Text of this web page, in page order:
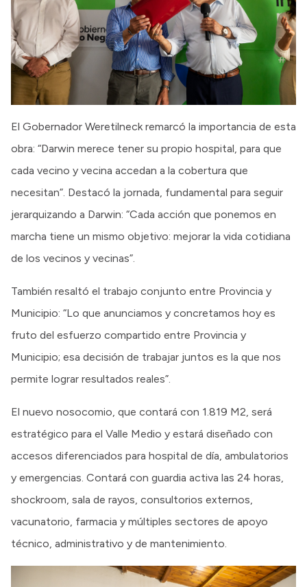
El Gobernador Weretilneck remarcó la importancia de esta
obra: “Darwin merece tener su propio hospital, para que
cada vecino y vecina accedan a la cobertura que
necesitan”. Destacó la jornada, fundamental para seguir
jerarquizando a Darwin: “Cada acción que ponemos en
marcha tiene un mismo objetivo: mejorar la vida cotidiana
de los vecinos y vecinas”.
También resaltó el trabajo conjunto entre Provincia y
Municipio: “Lo que anunciamos y concretamos hoy es
fruto del esfuerzo compartido entre Provincia y
Municipio; esa decisión de trabajar juntos es la que nos
permite lograr resultados reales”.
El nuevo nosocomio, que contará con 1.819 M2, será
estratégico para el Valle Medio y estará diseñado con
accesos diferenciados para hospital de día, ambulatorios
y emergencias. Contará con guardia activa las 24 horas,
shockroom, sala de rayos, consultorios externos,
vacunatorio, farmacia y múltiples sectores de apoyo
técnico, administrativo y de mantenimiento.